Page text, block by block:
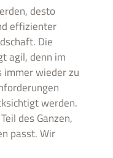
desto
effizienter
Die
agil, denn im
immer wieder zu
werden.
des Ganzen,
passt. Wir